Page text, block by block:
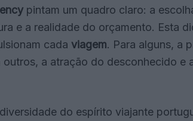
pintam um quadro claro: a
e a realidade do orçamento. Esta
cada viagem. Para alguns, a
outros, a atração do desconhecido e
do espírito viajante